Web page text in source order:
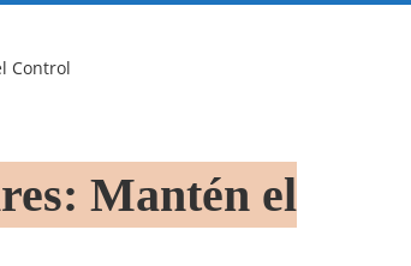
Control
Mantén el